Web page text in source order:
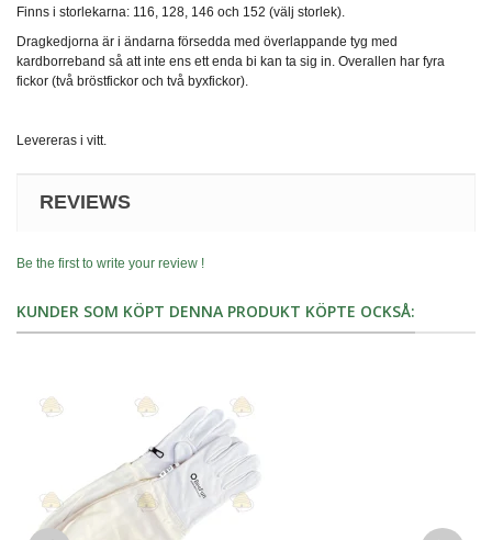
Finns i storlekarna: 116, 128, 146 och 152 (välj storlek).
Dragkedjorna är i ändarna försedda med överlappande tyg med
kardborreband så att inte ens ett enda bi kan ta sig in. Overallen har fyra
fickor (två bröstfickor och två byxfickor).
Levereras i vitt.
REVIEWS
Be the first to write your review !
KUNDER SOM KÖPT DENNA PRODUKT KÖPTE OCKSÅ: